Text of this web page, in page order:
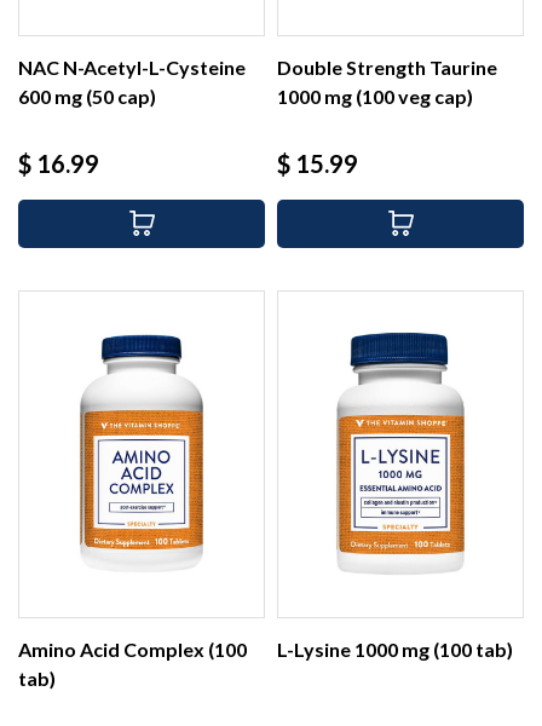
NAC N-Acetyl-L-Cysteine
600 mg (50 cap)
Precio
$ 16.99
Double Strength Taurine
1000 mg (100 veg cap)
Precio
$ 15.99
Amino Acid Complex (100
tab)
L-Lysine 1000 mg (100 tab)